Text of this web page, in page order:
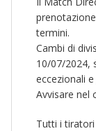
termini.
Cambi di
10/07/2024,
eccezionali
Avvisare nel
Tutti i